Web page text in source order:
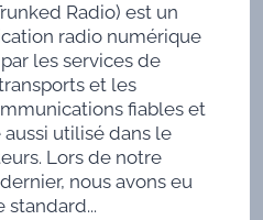
Radio) est un
radio numérique
les services de
et les
fiables et
utilisé dans le
Lors de notre
nous avons eu
standard...